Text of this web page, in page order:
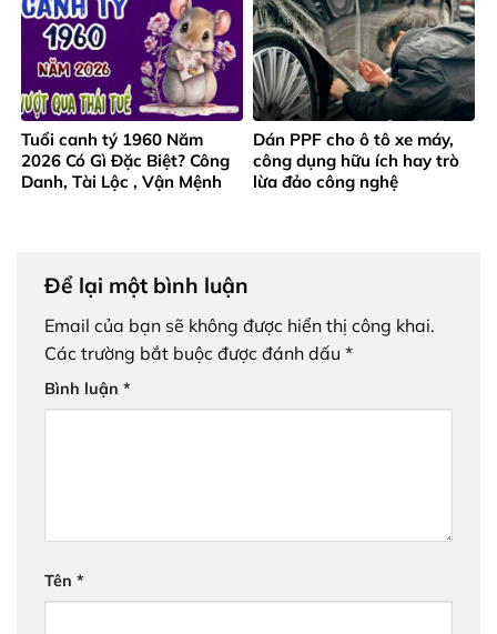
Tuổi canh tý 1960 Năm
2026 Có Gì Đặc Biệt? Công
Danh, Tài Lộc , Vận Mệnh
Dán PPF cho ô tô xe máy,
công dụng hữu ích hay trò
lừa đảo công nghệ
Để lại một bình luận
Email của bạn sẽ không được hiển thị công khai.
Các trường bắt buộc được đánh dấu *
Bình luận *
Tên *